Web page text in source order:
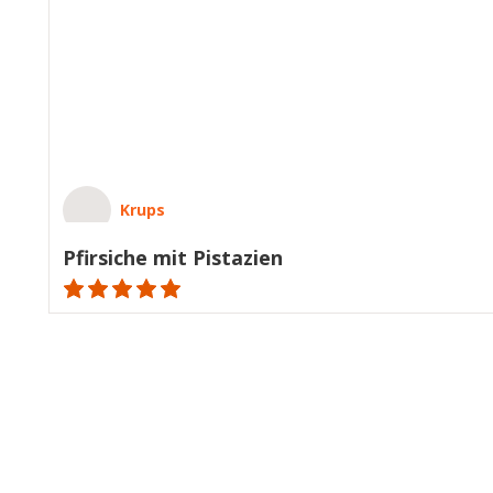
Krups
Pfirsiche mit Pistazien
ratings.NaN